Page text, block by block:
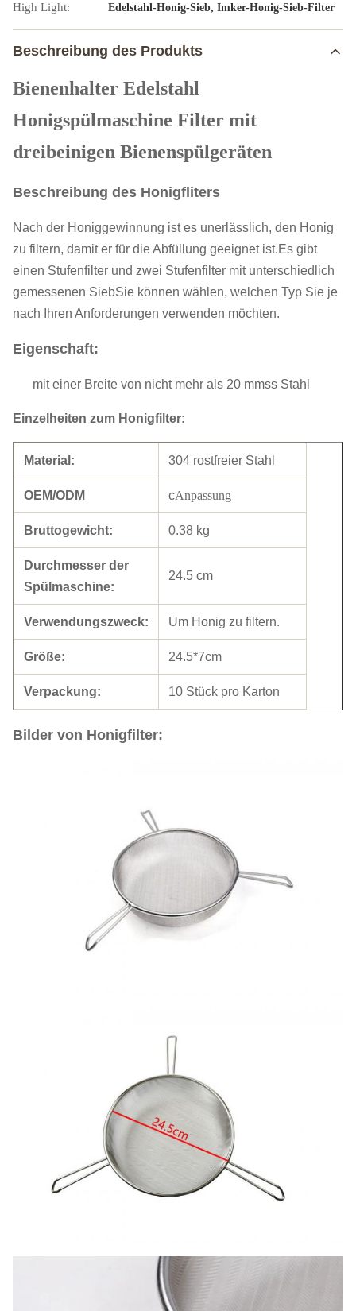
High Light:
Edelstahl-Honig-Sieb, Imker-Honig-Sieb-Filter
Beschreibung des Produkts
Bienenhalter Edelstahl
Honigspülmaschine Filter mit
dreibeinigen Bienenspülgeräten
Beschreibung des Honigfliters
Nach der Honiggewinnung ist es unerlässlich, den Honig
zu filtern, damit er für die Abfüllung geeignet ist.Es gibt
einen Stufenfilter und zwei Stufenfilter mit unterschiedlich
gemessenen SiebSie können wählen, welchen Typ Sie je
nach Ihren Anforderungen verwenden möchten.
Eigenschaft:
mit einer Breite von nicht mehr als 20 mmss Stahl
Einzelheiten zum Honigfilter:
Material: 304 rostfreier Stahl
OEM/ODM cAnpassung
Bruttogewicht: 0.38 kg
Durchmesser der
Spülmaschine:
24.5 cm
Verwendungszweck: Um Honig zu filtern.
Größe: 24.5*7cm
Verpackung: 10 Stück pro Karton
Bilder von Honigfilter: